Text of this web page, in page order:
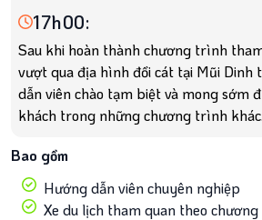
17h00:
Sau khi hoàn thành chương trình
vượt qua địa hình đồi cát tại Mũi Dinh
dẫn viên chào tạm biệt và mong sớm
khách trong những chương trình khác.
Bao gồm
Hướng dẫn viên chuyên nghiệp
Xe du lịch tham quan theo